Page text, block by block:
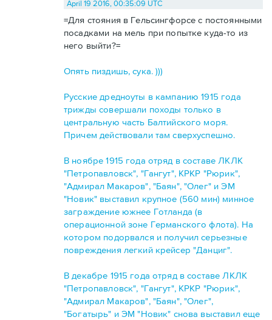
April 19 2016, 00:35:09 UTC
=Для стояния в Гельсингфорсе с постоянными
посадками на мель при попытке куда-то из
него выйти?=
Опять пиздишь, сука. )))
Русские дредноуты в кампанию 1915 года
трижды совершали походы только в
центральную часть Балтийского моря.
Причем действовали там сверхуспешно.
В ноябре 1915 года отряд в составе ЛКЛК
"Петропавловск", "Гангут", КРКР "Рюрик",
"Адмирал Макаров", "Баян", "Олег" и ЭМ
"Новик" выставил крупное (560 мин) минное
заграждение южнее Готланда (в
операционной зоне Германского флота). На
котором подорвался и получил серьезные
повреждения легкий крейсер "Данциг".
В декабре 1915 года отряд в составе ЛКЛК
"Петропавловск", "Гангут", КРКР "Рюрик",
"Адмирал Макаров", "Баян", "Олег",
"Богатырь" и ЭМ "Новик" снова выставил еще